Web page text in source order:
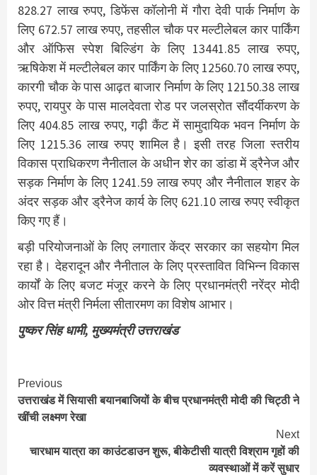
828.27 लाख रुपए, डिफेंस कॉलोनी में गौरा देवी पार्क निर्माण के
लिए 672.57 लाख रुपए, तहसील चौक पर मल्टीलेबल कार पार्किंग
और ऑफिस स्पेश बिल्डिंग के लिए 13441.85 लाख रुपए,
ऋषिकेश में मल्टीलेबल कार पार्किंग के लिए 12560.70 लाख रुपए,
कारगी चौक के पास आढ़त बाजार निर्माण के लिए 12150.38 लाख
रुपए, रायपुर के पास मालदेवता रोड पर जलस्रोत सौंदर्यीकरण के
लिए 404.85 लाख रुपए, गढ़ी कैंट में सामुदायिक भवन निर्माण के
लिए 1215.36 लाख रुपए शामिल है। इसी तरह जिला स्तरीय
विकास प्राधिकरण नैनीताल के अधीन शेर का डांडा में ड्रैनेज और
सड़क निर्माण के लिए 1241.59 लाख रुपए और नैनीताल शहर के
अंदर सड़क और ड्रैनेज कार्य के लिए 621.10 लाख रुपए स्वीकृत
किए गए हैं।
बड़ी परियोजनाओं के लिए लगातार केंद्र सरकार का सहयोग मिल
रहा है। देहरादून और नैनीताल के लिए प्रस्तावित विभिन्न विकास
कार्यों के लिए बजट मंजूर करने के लिए प्रधानमंत्री नरेंद्र मोदी
ओर वित्त मंत्री निर्मला सीतारमण का विशेष आभार।
पुष्कर सिंह धामी, मुख्यमंत्री उत्तराखंड
Continue
Reading
Previous
उत्तराखंड में सियासी बयानबाजियों के बीच प्रधानमंत्री मोदी की चिट्ठी ने
खींची लक्ष्मण रेखा
Next
चारधाम यात्रा का काउंटडाउन शुरू, बीकेटीसी यात्री विश्राम गृहों की
व्यवस्थाओं में करें सुधार